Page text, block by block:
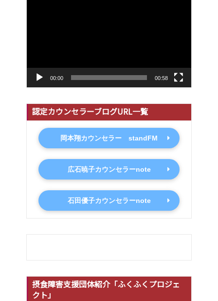
00:00 00:58
認定カウンセラーブログURL一覧
岡本翔カウンセラー standFM
広石暁子カウンセラーnote
石田優子カウンセラーnote
摂食障害支援団体紹介「ふくふくプロジェ
クト」